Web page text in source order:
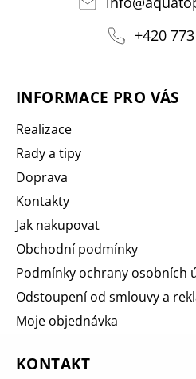
+420
INFORMACE PRO VÁS
Realizace
Rady a tipy
Doprava
Kontakty
Jak nakupovat
Obchodní podmínky
Podmínky ochrany osobních
Odstoupení od smlouvy a
Moje objednávka
KONTAKT